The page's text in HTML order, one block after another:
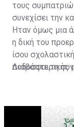
τους
συνεχίσει την
Ήταν όμως μια
η δική του
ίσου
ποδοσφαιρικής
31χρονος άσος.
Διαβάστε τη